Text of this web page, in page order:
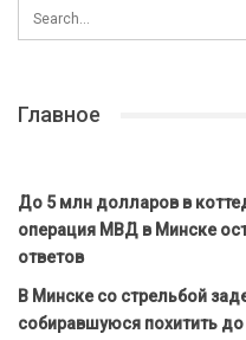
Главное
До 5 млн долларов в
операция МВД в Минске
ответов
В Минске со стрельбой
собиравшуюся похитить